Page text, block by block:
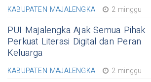
KABUPATEN MAJALENGKA 2 minggu
PUI Majalengka Ajak Semua Pihak
Perkuat Literasi Digital dan Peran
Keluarga
KABUPATEN MAJALENGKA 2 minggu